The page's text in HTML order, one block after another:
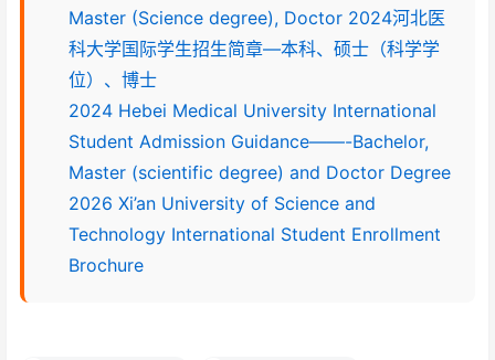
Master (Science degree), Doctor 2024河北医
科大学国际学生招生简章—本科、硕士（科学学
位）、博士
2024 Hebei Medical University International
Student Admission Guidance——-Bachelor,
Master (scientific degree) and Doctor Degree
2026 Xi’an University of Science and
Technology International Student Enrollment
Brochure